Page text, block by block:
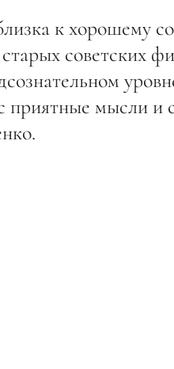
к хорошему
советских
приятные мысли и